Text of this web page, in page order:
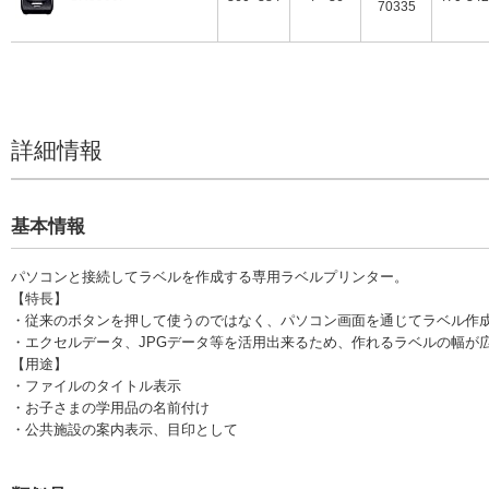
す。多彩なバリエーションを誇る機能性ラベル
印刷速度1.7倍
従来機と比べ印刷速度が最大で約1.7倍※になり、印刷にかかる時間が大幅に
改善して、大量のラベル作成もスピーディーに。さらにカッター動作音も約半
せず作業ができます。
※18mmテープ使用時（キングジム社比）
※最大印刷速度35mm/秒（4～18mm幅テープ使用時）
テープエンド検出&印刷再開機能
テープの終わりを自動で検出。連続印刷時にテープがなくなった場合でも、テ
すぐに印刷を再開できます。
「ハーフカット機能付きオートカッター」搭載
70335
詳細情報
基本情報
パソコンと接続してラベルを作成する専用ラベルプリンター。
【特長】
・従来のボタンを押して使うのではなく、パソコン画面を通じてラベル作
・エクセルデータ、JPGデータ等を活用出来るため、作れるラベルの幅が広
【用途】
・ファイルのタイトル表示
・お子さまの学用品の名前付け
・公共施設の案内表示、目印として